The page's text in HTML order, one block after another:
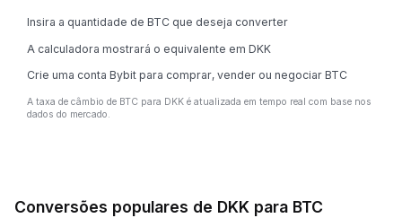
Insira a quantidade de BTC que deseja converter
A calculadora mostrará o equivalente em DKK
Crie uma conta Bybit para comprar, vender ou negociar BTC
A taxa de câmbio de BTC para DKK é atualizada em tempo real com base nos
dados do mercado.
Conversões populares de DKK para BTC